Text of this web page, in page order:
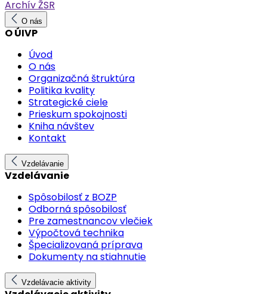
Archív ŽSR
O nás
O ÚIVP
Úvod
O nás
Organizačná štruktúra
Politika kvality
Strategické ciele
Prieskum spokojnosti
Kniha návštev
Kontakt
Vzdelávanie
Vzdelávanie
Spôsobilosť z BOZP
Odborná spôsobilosť
Pre zamestnancov vlečiek
Výpočtová technika
Špecializovaná príprava
Dokumenty na stiahnutie
Vzdelávacie aktivity